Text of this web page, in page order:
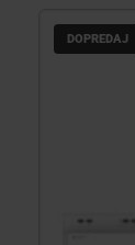
DOPREDAJ